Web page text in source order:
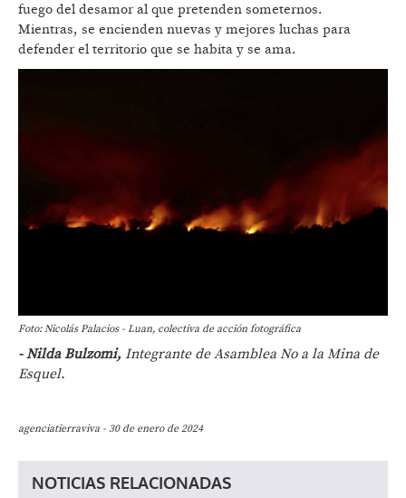
fuego del desamor al que pretenden someternos.
Mientras, se encienden nuevas y mejores luchas para
defender el territorio que se habita y se ama.
Foto: Nicolás Palacios - Luan, colectiva de acción fotográfica
- Nilda Bulzomi, Integrante de Asamblea No a la Mina de
Esquel.
agenciatierraviva - 30 de enero de 2024
NOTICIAS RELACIONADAS